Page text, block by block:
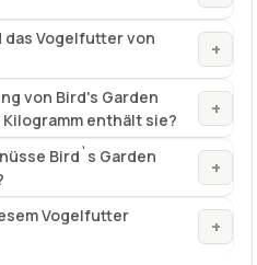
Bird`s Garden
+
Vogelfutter
+
beiAmazon